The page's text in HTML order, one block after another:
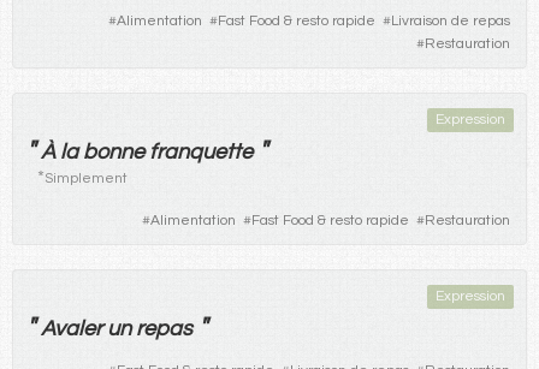
#Alimentation #Fast Food & resto rapide #Livraison de repas
#Restauration
Expression
" À la bonne franquette "
*Simplement
#Alimentation #Fast Food & resto rapide #Restauration
Expression
" Avalerun repas "